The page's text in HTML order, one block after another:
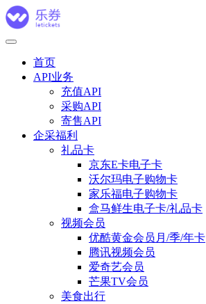
首页
API业务
充值API
采购API
寄售API
企采福利
礼品卡
京东E卡电子卡
沃尔玛电子购物卡
家乐福电子购物卡
盒马鲜生电子卡/礼品卡
视频会员
优酷黄金会员月/季/年卡
腾讯视频会员
爱奇艺会员
芒果TV会员
美食出行